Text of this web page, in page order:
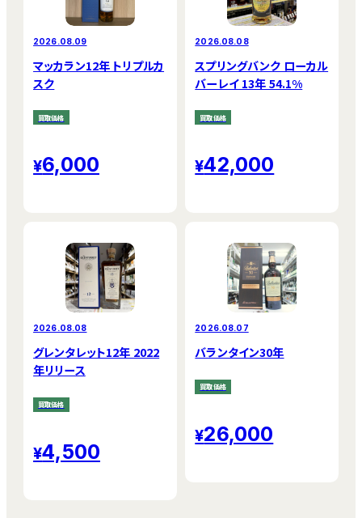
2026.08.09
マッカラン12年 トリプルカ
スク
買取価格
6,000
2026.08.08
スプリングバンク ローカル
バーレイ 13年 54.1%
買取価格
42,000
2026.08.08
グレンタレット12年 2022
年リリース
買取価格
4,500
2026.08.07
バランタイン30年
買取価格
26,000